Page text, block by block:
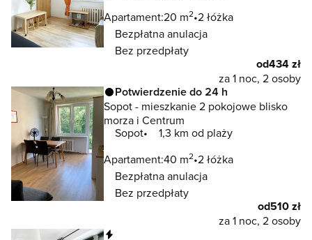
Apartament:20 m2 2 łóżka
Bezpłatna anulacja
Bez przedpłaty
od434 zł
za 1 noc, 2 osoby
Potwierdzenie do 24 h
Sopot - mieszkanie 2 pokojowe blisko
morza i Centrum
Sopot
1,3 km od plaży
Apartament:40 m2 2 łóżka
Bezpłatna anulacja
Bez przedpłaty
od510 zł
za 1 noc, 2 osoby